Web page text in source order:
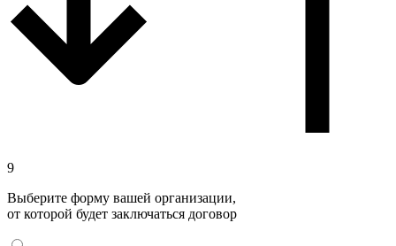
9
Выберите форму вашей организации,
от которой будет заключаться договор